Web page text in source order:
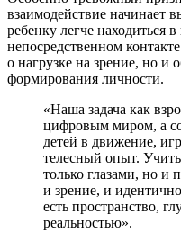
взаимодействие начинает
ребенку легче находиться
непосредственном
о нагрузке на зрение, но и
формирования личности.
«Наша задача как
цифровым миром, а
детей в движение,
телесный опыт.
только глазами, но и
и зрение, и
есть пространство,
реальностью».